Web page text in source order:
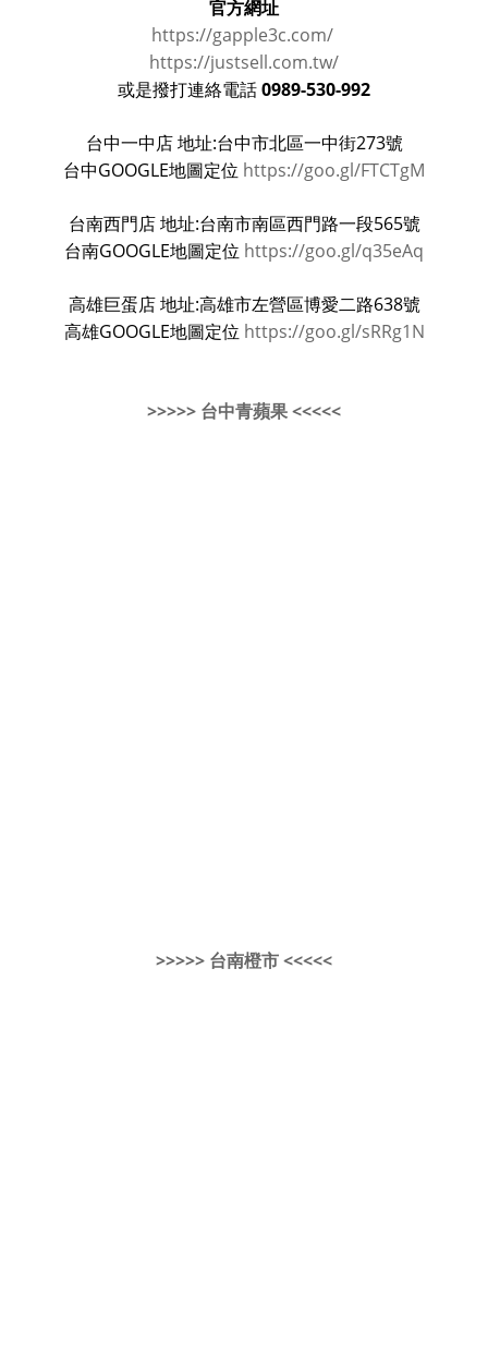
官方網址
https://gapple3c.com/
https://justsell.com.tw/
或是撥打連絡電話 0989-530-992
台中一中店 地址:台中市北區一中街273號
台中GOOGLE地圖定位 https://goo.gl/FTCTgM
台南西門店 地址:台南市南區西門路一段565號
台南GOOGLE地圖定位 https://goo.gl/q35eAq
高雄巨蛋店 地址:高雄市左營區博愛二路638號
高雄GOOGLE地圖定位 https://goo.gl/sRRg1N
>>>>> 台中青蘋果 <<<<<
>>>>> 台南橙市 <<<<<